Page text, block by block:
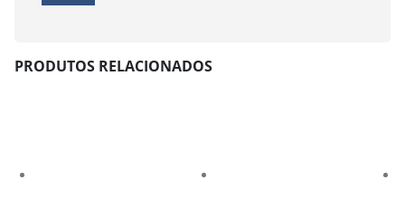
PRODUTOS RELACIONADOS